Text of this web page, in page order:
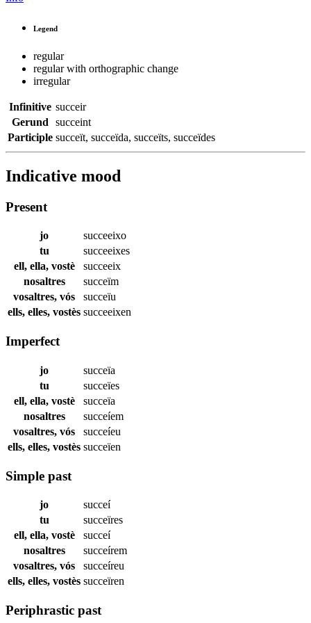
Legend
regular
regular with orthographic change
irregular
Infinitive succeir
Gerund
succeint
Participle succeït, succeïda, succeïts, succeïdes
Indicative mood
Present
jo
succeeixo
tu
succeeixes
ell, ella, vostè
succeeix
nosaltres
succeïm
vosaltres, vós
succeïu
ells, elles, vostès succeeixen
Imperfect
jo
succeïa
tu
succeïes
ell, ella, vostè
succeïa
nosaltres
succeíem
vosaltres, vós
succeíeu
ells, elles, vostès succeïen
Simple past
jo
succeí
tu
succeïres
ell, ella, vostè
succeí
nosaltres
succeírem
vosaltres, vós
succeíreu
ells, elles, vostès succeïren
Periphrastic past